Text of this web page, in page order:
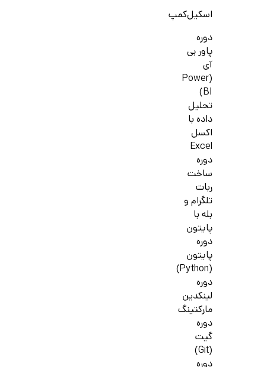
اسکیل‌کمپ
دوره
پاور بی
آی
(Power
BI)
تحلیل
داده با
اکسل
Excel
دوره
ساخت
ربات
تلگرام و
بله با
پایتون
دوره
پایتون
(Python)
دوره
لینکدین
مارکتینگ
دوره
گیت
(Git)